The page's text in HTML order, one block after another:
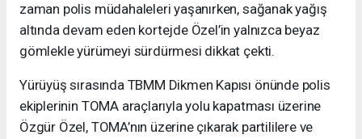
zaman polis müdahaleleri yaşanırken, sağanak yağış
altında devam eden kortejde Özel’in yalnızca beyaz
gömlekle yürümeyi sürdürmesi dikkat çekti.
Yürüyüş sırasında TBMM Dikmen Kapısı önünde polis
ekiplerinin TOMA araçlarıyla yolu kapatması üzerine
Özgür Özel, TOMA’nın üzerine çıkarak partililere ve